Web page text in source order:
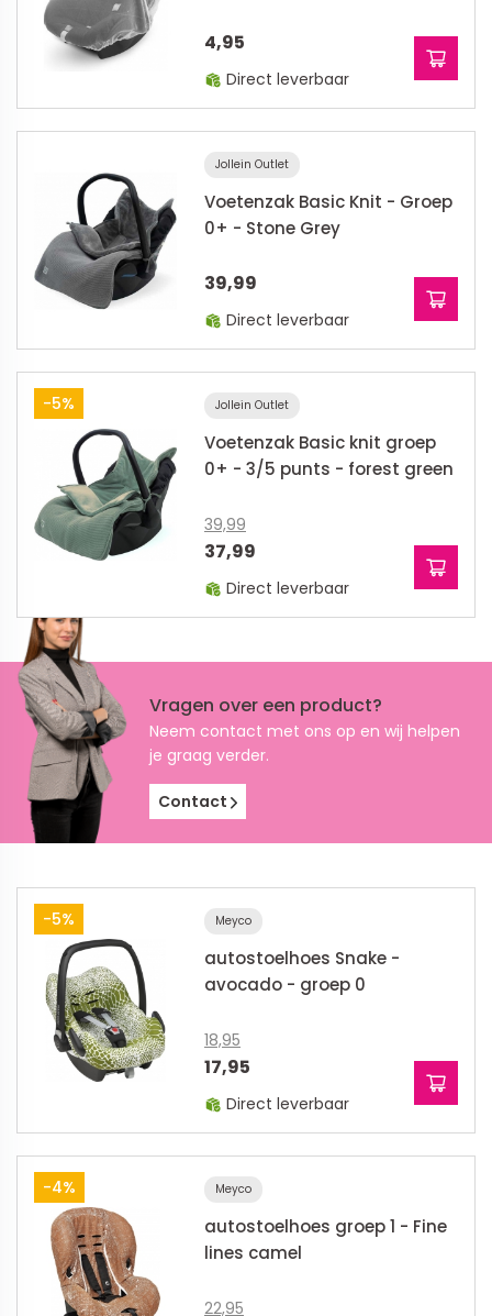
4,95
Direct leverbaar
Jollein Outlet
Voetenzak Basic Knit - Groep
0+ - Stone Grey
39,99
Direct leverbaar
-5% Jollein Outlet
Voetenzak Basic knit groep
0+ - 3/5 punts - forest green
39,99
37,99
Direct leverbaar
Vragen over een product?
Neem contact met ons op en wij helpen
je graag verder.
Contact
-5% Meyco
autostoelhoes Snake -
avocado - groep 0
18,95
17,95
Direct leverbaar
-4% Meyco
autostoelhoes groep 1 - Fine
lines camel
22,95